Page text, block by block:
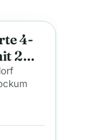
4-
2